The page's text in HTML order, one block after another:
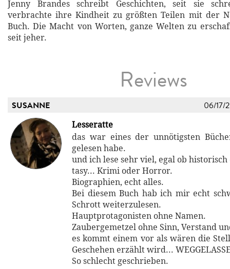
Jenny Brandes schreibt Geschichten, seit sie
verbrachte ihre Kindheit zu größten Teilen mit der
Buch. Die Macht von Worten, ganze Welten zu
seit jeher.
Reviews
SUSANNE 06/17/
Lesseratte
das war eines der unnötigsten
gelesen habe.
und ich lese sehr viel, egal ob historisch
tasy... Krimi oder Horror.
Biographien, echt alles.
Bei diesem Buch hab ich mir echt
Schrott weiterzulesen.
Hauptprotagonisten ohne Namen.
Zaubergemetzel ohne Sinn, Verstand
es kommt einem vor als wären die
Geschehen erzählt wird...
So schlecht geschrieben.